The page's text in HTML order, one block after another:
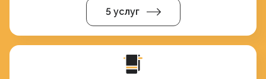
5 услуг